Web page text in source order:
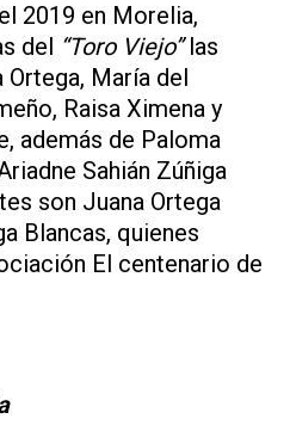
2019 en Morelia,
del “Toro Viejo”las
Ortega, María del
Raisa Ximena y
además de Paloma
Sahián Zúñiga
son Juana Ortega
Blancas, quienes
El centenario de